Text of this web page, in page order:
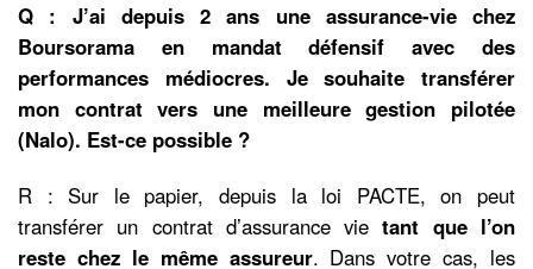
Q : J’ai depuis 2 ans une assurance-vie chez
Boursorama en mandat défensif avec des
performances médiocres. Je souhaite transférer
mon contrat vers une meilleure gestion pilotée
(Nalo). Est-ce possible ?
R : Sur le papier, depuis la loi PACTE, on peut
transférer un contrat d’assurance vietant que l’on
reste chez le même assureur. Dans votre cas, les